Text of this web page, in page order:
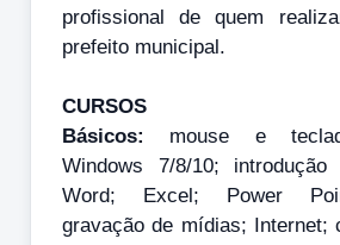
profissional de quem
prefeito municipal.
CURSOS
Básicos:
mouse e
Windows 7/8/10;
Word; Excel; Power
gravação de mídias; Internet;